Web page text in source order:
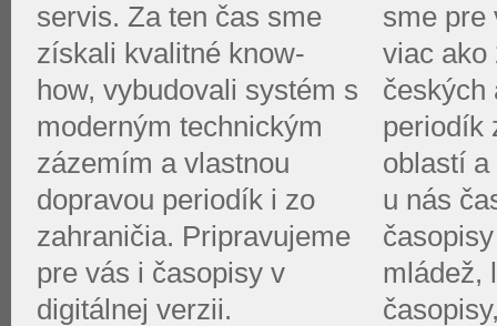
servis. Za ten čas sme
získali kvalitné know-
how, vybudovali systém s
moderným technickým
zázemím a vlastnou
dopravou periodík i zo
zahraničia. Pripravujeme
pre vás i časopisy v
digitálnej verzii.
sme pre
viac ako
českých
periodík
oblastí a
u nás
mládež,